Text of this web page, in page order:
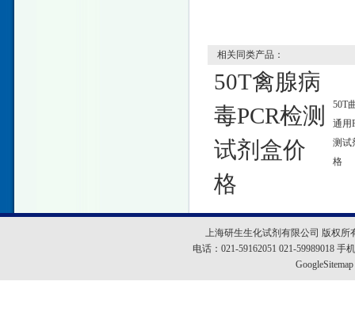
相关同类产品：
50T禽腺病
毒PCR检测
试剂盒价
格
50T
通用
测试
格
上海研生生化试剂有限公司 版权所
电话：021-59162051 021-59989018
GoogleSitemap